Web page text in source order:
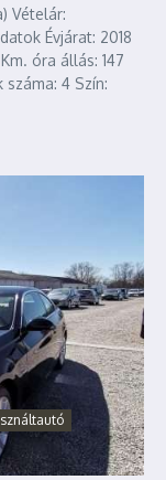
Vételár:
Évjárat: 2018
óra állás: 147
4 Szín: